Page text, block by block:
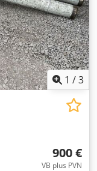
1 /3
900 €
VB plus PVN